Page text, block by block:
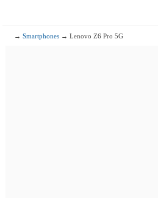
→Smartphones → Lenovo Z6 Pro 5G